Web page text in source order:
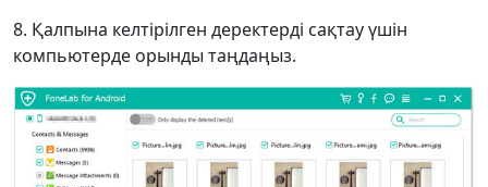
8. Қалпына келтірілген деректерді сақтау үшін
компьютерде орынды таңдаңыз.